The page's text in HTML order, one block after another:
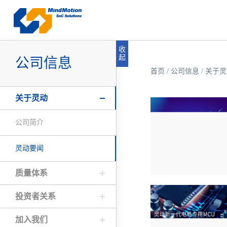
收
起
公司信息
关于灵动
公司简介
灵动要闻
质量体系
投资者关系
加入我们
首页 / 公司信息 / 关于